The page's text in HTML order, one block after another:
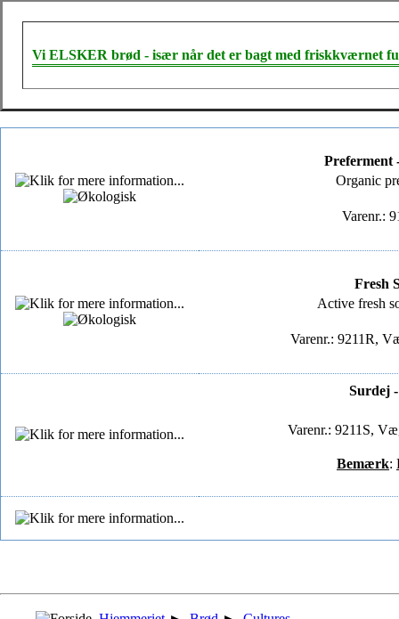
Vi ELSKER brød - især når det er bagt med friskkværnet
Preferment
Organic
Varenr.:
Fresh
Active fresh
Varenr.: 9211R,
Surdej
Varenr.: 9211S,
Bemærk: